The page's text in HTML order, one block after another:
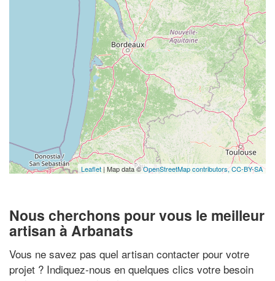
Leaflet | Map data ©OpenStreetMap contributors,CC-BY-SA
Nous cherchons pour vous le meilleur
artisan à Arbanats
Vous ne savez pas quel artisan contacter pour votre
projet ? Indiquez-nous en quelques clics votre besoin